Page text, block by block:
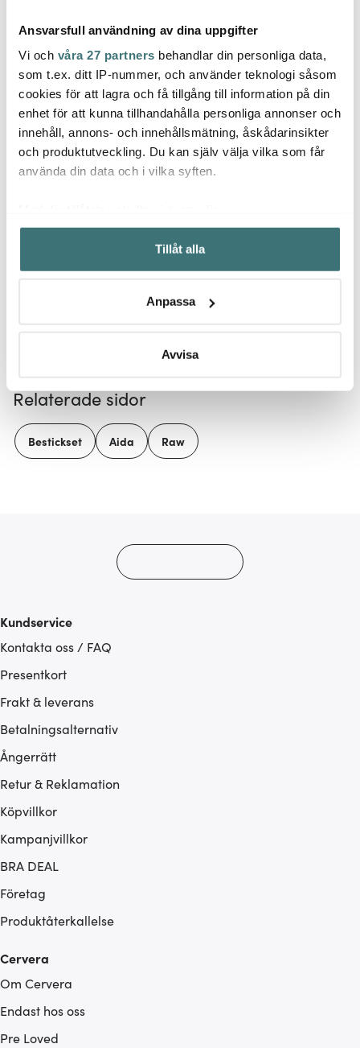
Ansvarsfull användning av dina uppgifter
Vi och våra 27 partners behandlar din personliga data,
som t.ex. ditt IP-nummer, och använder teknologi såsom
cookies för att lagra och få tillgång till information på din
enhet för att kunna tillhandahålla personliga annonser och
innehåll, annons- och innehållsmätning, åskådarinsikter
och produktutveckling. Du kan själv välja vilka som får
använda din data och i vilka syften.
Samla in information om din geografiska plats som
kan ha en noggrannhet på upp till flera meter
Identifiera din enhet genom att aktivt skanna den för
Ta reda på mer om hur dina personliga uppgifter
Du kan ändra eller dra tillbaka ditt samtycke när som
Vi använder cookies för att innehållet och annonserna
ska anpassas efter det som vi tror att du tycker om. Det
gör också att vi kan analysera vår trafik och göra
Tillåt alla
Anpassa
Avvisa
Aida
Raw Tallrik Stengods 28
cm Metallic Brown
161 kr 269 kr
Aida
Raw Grillbestick 8 delar
Svart
341 kr
Aida
Raw
Låt dig inspireras av våra kunder
Relaterade sidor
Bestickset Aida Raw
Kundservice
Kontakta oss / FAQ
Presentkort
Frakt & leverans
Betalningsalternativ
Ångerrätt
Retur & Reklamation
Köpvillkor
Kampanjvillkor
BRA DEAL
Företag
Produktåterkallelse
Cervera
Om Cervera
Endast hos oss
Pre Loved